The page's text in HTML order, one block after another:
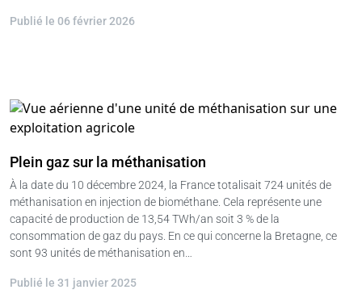
Publié le 06 février 2026
Plein gaz sur la méthanisation
À la date du 10 décembre 2024, la France totalisait 724 unités de
méthanisation en injection de biométhane. Cela représente une
capacité de production de 13,54 TWh/an soit 3 % de la
consommation de gaz du pays. En ce qui concerne la Bretagne, ce
sont 93 unités de méthanisation en…
Publié le 31 janvier 2025